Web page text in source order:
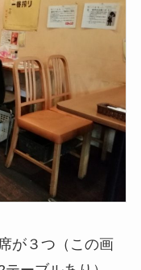
が３つ（この画